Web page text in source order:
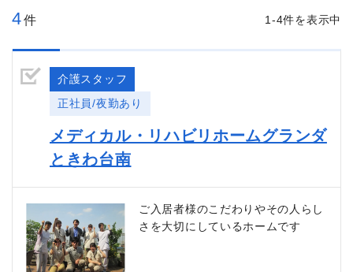
4件 1-4件を表示中
介護スタッフ
正社員/夜勤あり
メディカル・リハビリホームグランダ
ときわ台南
ご入居者様のこだわりやその人らし
さを大切にしているホームです